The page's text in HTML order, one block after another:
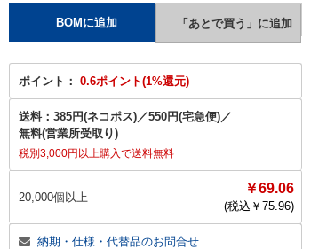
ポイント： 0.6ポイント(1%還元)
送料： 385円(ネコポス)／550円(宅急便)／
無料(営業所受取り)
税別3,000円以上購入で送料無料
20,000個以上
￥69.06
(税込￥ 75.96)
納期・仕様・代替品のお問合せ